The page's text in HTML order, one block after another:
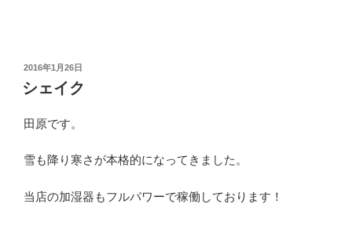
投
稿
日:
2016年1月26日
シェイク
田原です。
雪も降り寒さが本格的になってきました。
当店の加湿器もフルパワーで稼働しております！